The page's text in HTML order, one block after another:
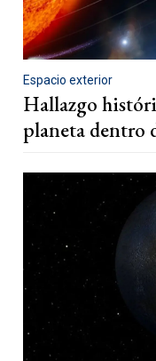
Espacio exterior
Hallazgo
planeta dentro